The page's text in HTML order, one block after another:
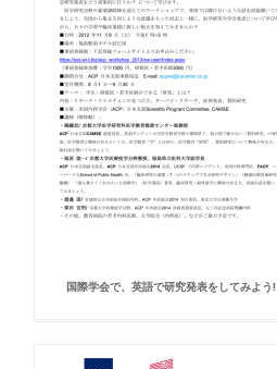
国際学会で、英語で研究発表をしてみよう!